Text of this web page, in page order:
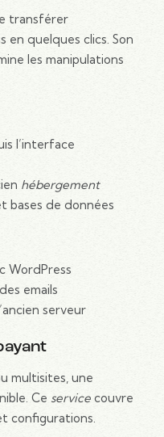
transférer
en quelques clics. Son
les manipulations
l’interface
hébergement
bases de données
WordPress
emails
serveur
multisites, une
Ce service couvre
configurations.